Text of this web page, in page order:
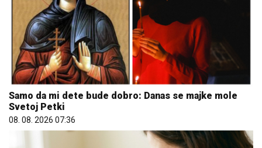
Samo da mi dete bude dobro: Danas se majke mole
Svetoj Petki
08. 08. 2026 07:36